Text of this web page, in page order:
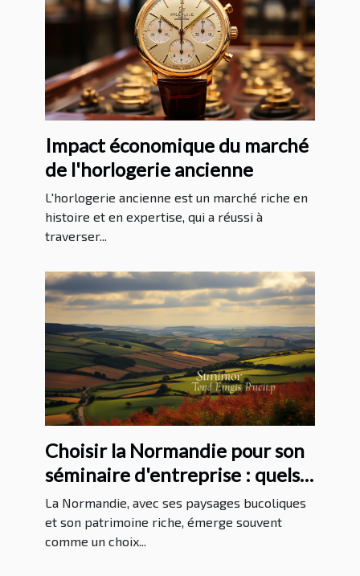
Impact économique du marché
de l'horlogerie ancienne
L'horlogerie ancienne est un marché riche en
histoire et en expertise, qui a réussi à
traverser...
Choisir la Normandie pour son
séminaire d'entreprise : quels
avantages ?
La Normandie, avec ses paysages bucoliques
et son patrimoine riche, émerge souvent
comme un choix...